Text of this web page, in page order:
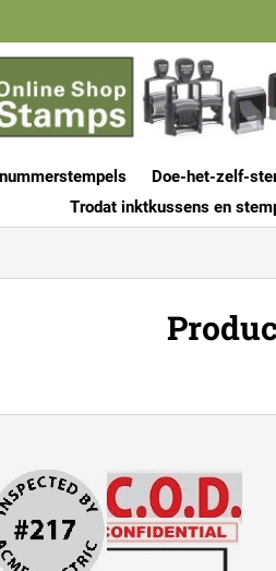
Doe-het-zelf-
Trodat inktkussens en